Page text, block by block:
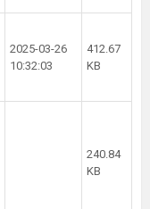
2025-03-26
10:32:03
412.67
KB
240.84
KB